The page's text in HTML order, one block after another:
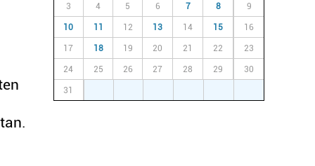
3 4 5 6 7 8 9
10 11 12 13 14 15 16
17 18 19 20 21 22 23
24 25 26 27 28 29 30
31